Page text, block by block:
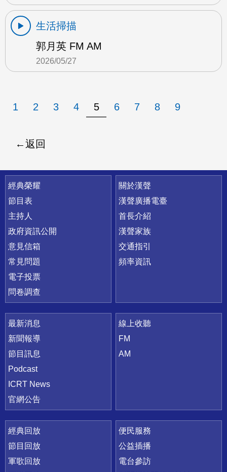
生活掃描
郭月英 FM AM
2026/05/27
1 2 3 4 5 6 7 8 9
返回
快速連結
經典榮耀
節目表
主持人
政府資訊公開
意見信箱
常見問題
電子投票
問卷調查
關於漢聲
漢聲廣播電臺
首長介紹
漢聲家族
交通指引
頻率資訊
最新消息
新聞報導
節目訊息
Podcast
ICRT News
官網公告
線上收聽
FM
AM
經典回放
節目回放
軍歌回放
便民服務
公益插播
電台參訪